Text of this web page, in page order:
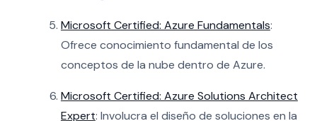
Microsoft Certified: Azure Fundamentals:
Ofrece conocimiento fundamental de los
conceptos de la nube dentro de Azure.
Microsoft Certified: Azure Solutions Architect
Expert: Involucra el diseño de soluciones en la